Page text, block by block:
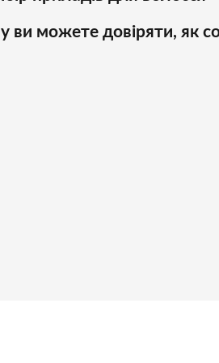
ви можете довіряти, як